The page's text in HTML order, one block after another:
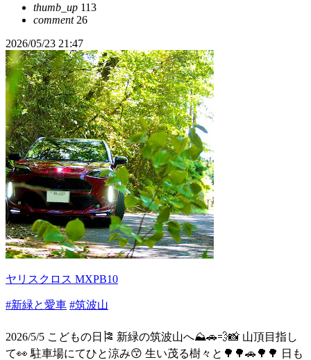
thumb_up 113
comment26
2026/05/23 21:47
ヤリスクロス MXPB10
#新緑と愛車 #筑波山
2026/5/5 こどもの日🎏 新緑の筑波山へ⛰️🚗💨📸 山頂目指し
て👀 駐車場にてひと涼み😙 生い茂る樹々と🌳🌳🚗🌳🌳 日も